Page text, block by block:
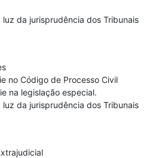
da jurisprudência dos Tribunais
no Código de Processo Civil
na legislação especial.
da jurisprudência dos Tribunais